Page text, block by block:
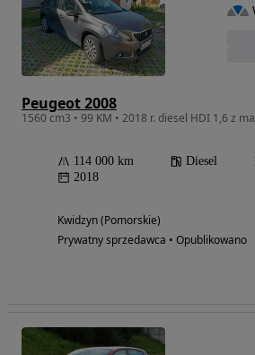
Peugeot 2008
1560 cm3 • 99 KM • 2018 r. diesel HDI 1,6 z
114 000 km Diesel
2018
Kwidzyn (Pomorskie)
Prywatny sprzedawca • Opublikowano